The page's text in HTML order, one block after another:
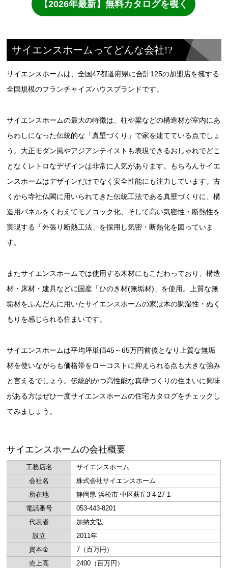
サイエンスホームってどんな会社!?
サイエンスホームは、全国47都道府県に合計125の加盟店を擁する
全国規模のフランチャイズハウスブランドです。
サイエンスホームの最大の特徴は、柱や梁などの構造材が室内にあ
らわしになった伝統的な「真壁づくり」で家を建てている点でしょ
う。大正モダン風やアジアンテイストも表現できるおしゃれでどこ
となくレトロなデザインは非常に人気があります。もちろんサイエ
ンスホームはデザインだけでなく安全性能にも注力しています。古
くから寺社仏閣に用いられてきた伝統工法である真壁づくりに、構
造用パネルをくわえてモノコック化、そして高い気密性・断熱性を
実現する「外張り断熱工法」を採用し気密・断熱化を図っていま
す。
またサイエンスホームでは使用する木材にもこだわっており、構造
材・床材・建具などに国産「ひのき材(無垢材)」を使用。上質な無
垢材をふんだんに用いたサイエンスホームの家は木の調湿性・ぬく
もりを感じられる住まいです。
サイエンスホームは平均坪単価45～65万円前後となり上質な無垢
材を使いながらも価格帯をローコストに抑えられる点も大きな強み
と言えるでしょう。伝統的かつ高性能な真壁づくりの住まいに興味
がある方はぜひ一度サイエンスホームの住宅カタログをチェックし
てみましょう。
サイエンスホームの会社概要
工務店名
サイエンスホーム
会社名
株式会社サイエンスホーム
所在地
静岡県 浜松市 中区萩丘3-4-27-1
電話番号
053-443-8201
代表者
加納文弘
設立
2011年
資本金
7（百万円）
売上高
2400（百万円）